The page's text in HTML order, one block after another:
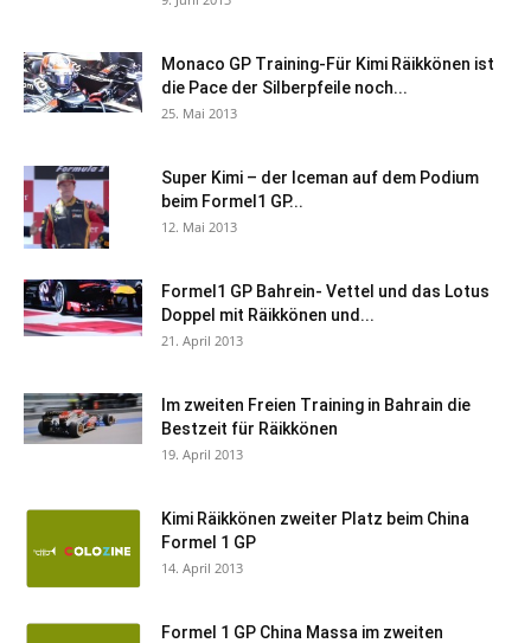
Monaco GP Training-Für Kimi Räikkönen ist
die Pace der Silberpfeile noch...
25. Mai 2013
Super Kimi – der Iceman auf dem Podium
beim Formel1 GP...
12. Mai 2013
Formel1 GP Bahrein- Vettel und das Lotus
Doppel mit Räikkönen und...
21. April 2013
Im zweiten Freien Training in Bahrain die
Bestzeit für Räikkönen
19. April 2013
Kimi Räikkönen zweiter Platz beim China
Formel 1 GP
14. April 2013
Formel 1 GP China Massa im zweiten